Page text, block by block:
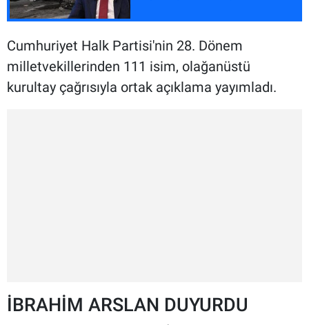
Cumhuriyet Halk Partisi'nin 28. Dönem
milletvekillerinden 111 isim, olağanüstü
kurultay çağrısıyla ortak açıklama yayımladı.
İBRAHİM ARSLAN DUYURDU